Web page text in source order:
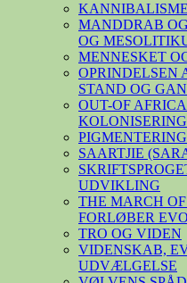
MANDDRAB
OG
MENNESKET
OPRINDELSEN
STAND OG
OUT-OF
SAARTJIE
UDVIKLING
THE MARCH
FORLØBER
TRO OG VIDEN
VIDENSKAB,
UDVÆLGELSE